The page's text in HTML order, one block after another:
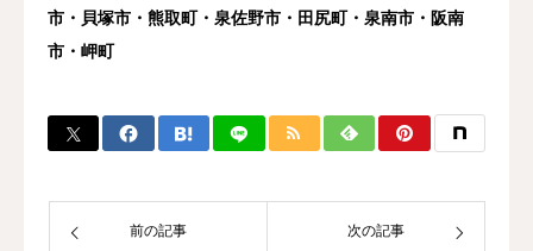
市・貝塚市・熊取町・泉佐野市・田尻町・泉南市・阪南
市・岬町
前の記事 次の記事